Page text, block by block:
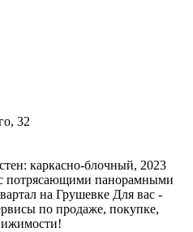
32
каркасно-блочный, 2023
с потрясающими панорамными
на Грушевке Для вас -
по продаже, покупке,